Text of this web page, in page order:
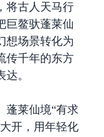
将古人天马行
巨鳌驮蓬莱仙
想场景转化为
传千年的东方
。
蓬莱仙境“有求
开，用年轻化